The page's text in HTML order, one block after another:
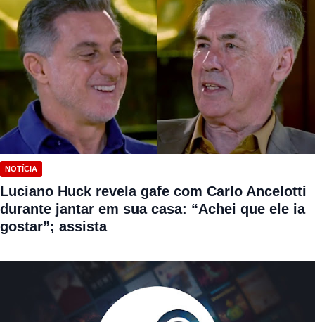
NOTÍCIA
Luciano Huck revela gafe com Carlo Ancelotti
durante jantar em sua casa: “Achei que ele ia
gostar”; assista